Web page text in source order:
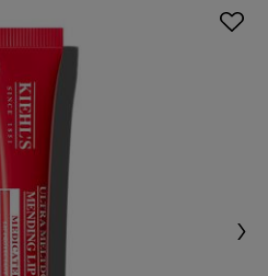
Lien
sur
même
page.